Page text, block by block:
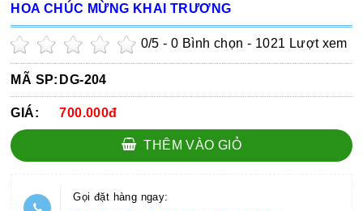
HOA CHÚC MỪNG KHAI TRƯƠNG
0/5 -0 Bình chọn - 1021 Lượt xem
MÃ SP: DG-204
GIÁ: 700.000đ
THÊM VÀO GIỎ
Gọi đặt hàng ngay: